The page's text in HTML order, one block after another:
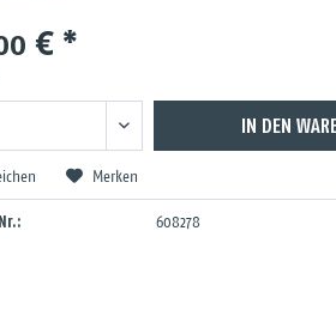
€ *
IN DEN
Merken
608278